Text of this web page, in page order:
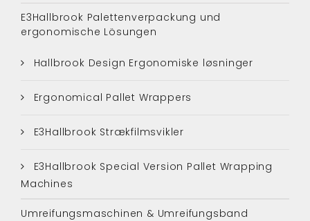
E3Hallbrook Palettenverpackung und
ergonomische Lösungen
Hallbrook Design Ergonomiske løsninger
Ergonomical Pallet Wrappers
E3Hallbrook Strækfilmsvikler
E3Hallbrook Special Version Pallet Wrapping
Machines
Umreifungsmaschinen & Umreifungsband